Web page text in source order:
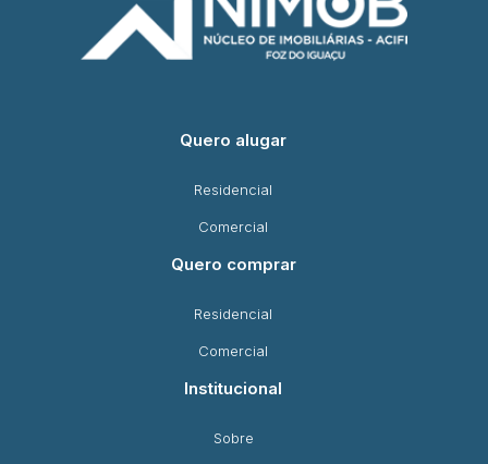
Quero alugar
Residencial
Comercial
Quero comprar
Residencial
Comercial
Institucional
Sobre